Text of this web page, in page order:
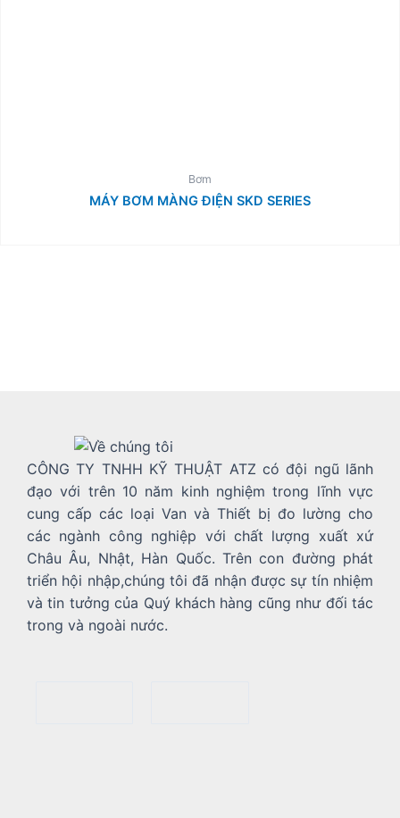
Bơm
MÁY BƠM MÀNG ĐIỆN SKD SERIES
CÔNG TY TNHH KỸ THUẬT ATZ có đội ngũ lãnh
đạo với trên 10 năm kinh nghiệm trong lĩnh vực
cung cấp các loại Van và Thiết bị đo lường cho
các ngành công nghiệp với chất lượng xuất xứ
Châu Âu, Nhật, Hàn Quốc. Trên con đường phát
triển hội nhập,chúng tôi đã nhận được sự tín nhiệm
và tin tưởng của Quý khách hàng cũng như đối tác
trong và ngoài nước.